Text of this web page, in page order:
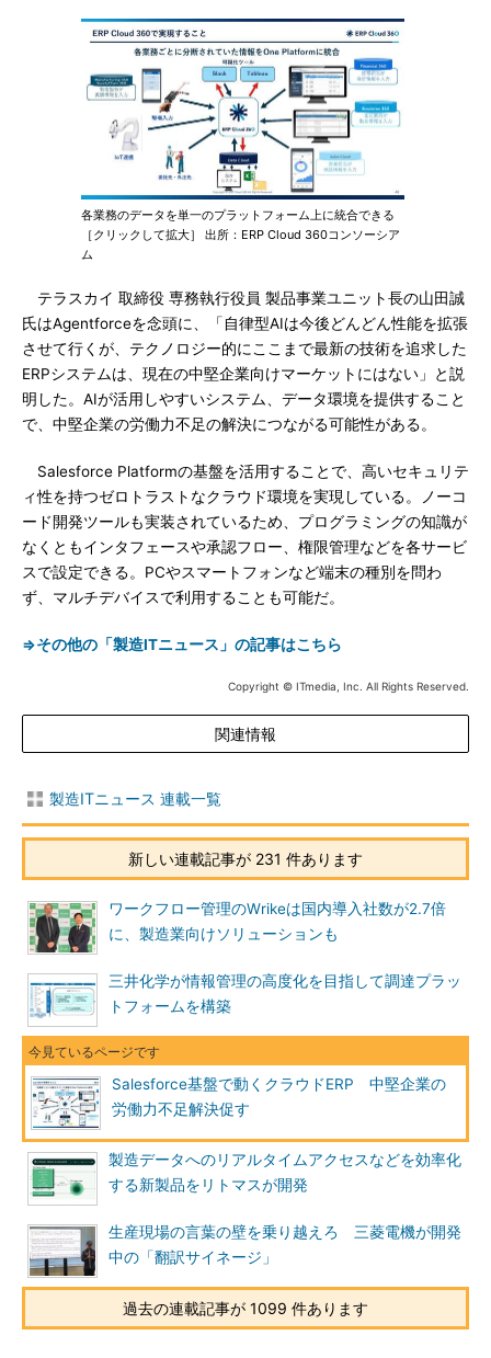
各業務のデータを単一のプラットフォーム上に統合できる
［クリックして拡大］ 出所：ERP Cloud 360コンソーシア
ム
テラスカイ 取締役 専務執行役員 製品事業ユニット長の山田誠
氏はAgentforceを念頭に、「自律型AIは今後どんどん性能を拡張
させて行くが、テクノロジー的にここまで最新の技術を追求した
ERPシステムは、現在の中堅企業向けマーケットにはない」と説
明した。AIが活用しやすいシステム、データ環境を提供すること
で、中堅企業の労働力不足の解決につながる可能性がある。
Salesforce Platformの基盤を活用することで、高いセキュリテ
ィ性を持つゼロトラストなクラウド環境を実現している。ノーコ
ード開発ツールも実装されているため、プログラミングの知識が
なくともインタフェースや承認フロー、権限管理などを各サービ
スで設定できる。PCやスマートフォンなど端末の種別を問わ
ず、マルチデバイスで利用することも可能だ。
⇒その他の「製造ITニュース」の記事はこちら
Copyright © ITmedia, Inc. All Rights Reserved.
関連情報
製造ITニュース 連載一覧
新しい連載記事が 231 件あります
ワークフロー管理のWrikeは国内導入社数が2.7倍
に、製造業向けソリューションも
三井化学が情報管理の高度化を目指して調達プラッ
トフォームを構築
Salesforce基盤で動くクラウドERP 中堅企業の
労働力不足解決促す
製造データへのリアルタイムアクセスなどを効率化
する新製品をリトマスが開発
生産現場の言葉の壁を乗り越えろ 三菱電機が開発
中の「翻訳サイネージ」
過去の連載記事が 1099 件あります